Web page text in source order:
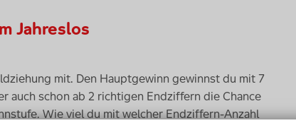
Jahreslos
mit. Den Hauptgewinn gewinnst du mit 7
auch schon ab 2 richtigen Endziffern die Chance
Wie viel du mit welcher Endziffern-Anzahl